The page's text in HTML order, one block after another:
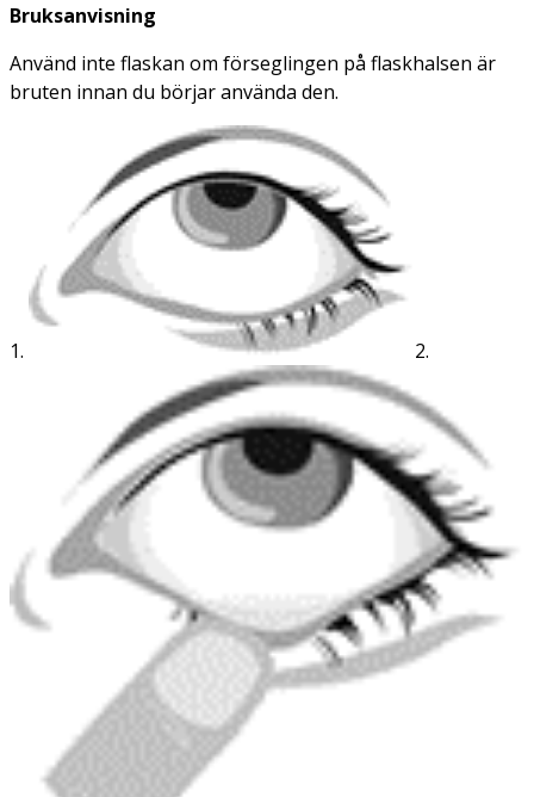
Bruksanvisning
Använd inte flaskan om förseglingen på flaskhalsen är
bruten innan du börjar använda den.
1. 2.